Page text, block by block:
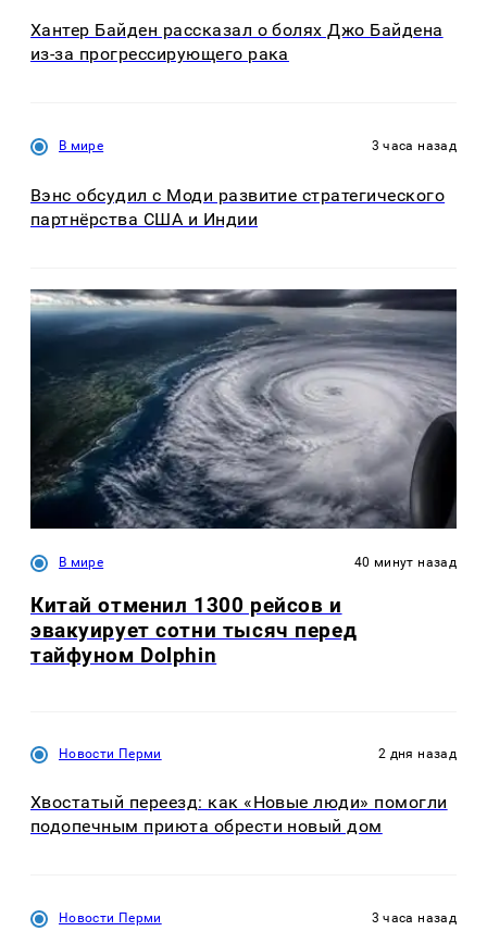
Хантер Байден рассказал о болях Джо Байдена
из-за прогрессирующего рака
В мире 3 часа назад
Вэнс обсудил с Моди развитие стратегического
партнёрства США и Индии
В мире 40 минут назад
Китай отменил 1300 рейсов и
эвакуирует сотни тысяч перед
тайфуном Dolphin
Новости Перми 2 дня назад
Хвостатый переезд: как «Новые люди» помогли
подопечным приюта обрести новый дом
Новости Перми 3 часа назад